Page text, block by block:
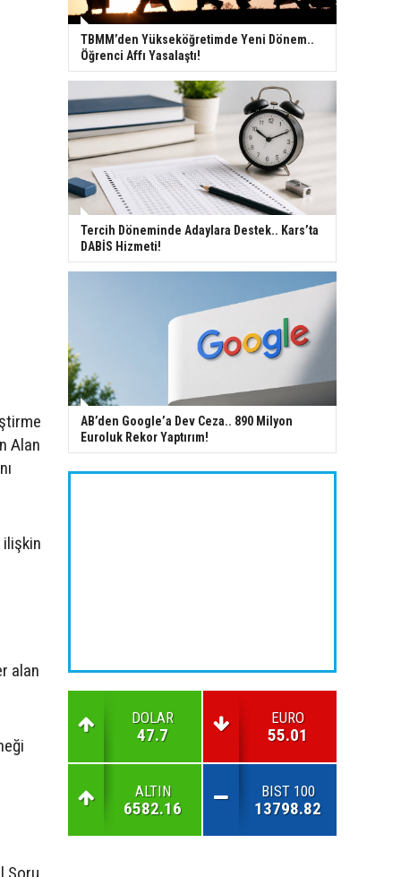
Alan
ilişkin
alan
TBMM’den Yükseköğretimde Yeni Dönem..
Öğrenci Affı Yasalaştı!
Tercih Döneminde Adaylara Destek.. Kars’ta
DABİS Hizmeti!
AB’den Google’a Dev Ceza.. 890 Milyon
Euroluk Rekor Yaptırım!
DOLAR
47.7
EURO
55.01
ALTIN
6582.16
BIST 100
13798.82